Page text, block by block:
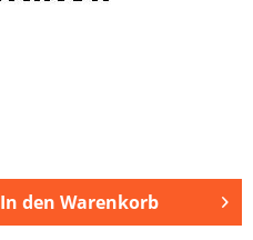
In den Warenkorb